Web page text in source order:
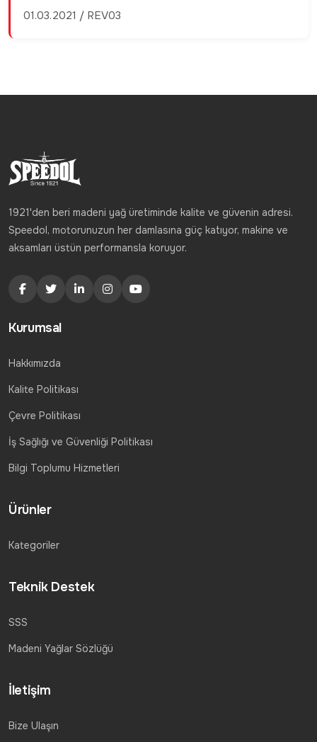
01.03.2021 / REV03
1921'den beri madeni yağ üretiminde kalite ve güvenin adresi.
Speedol, motorunuzun her damlasına güç katıyor, makine ve
aksamları üstün performansla koruyor.
Kurumsal
Hakkımızda
Kalite Politikası
Çevre Politikası
İş Sağlığı ve Güvenliği Politikası
Bilgi Toplumu Hizmetleri
Ürünler
Kategoriler
Teknik Destek
SSS
Madeni Yağlar Sözlüğü
İletişim
Bize Ulaşın